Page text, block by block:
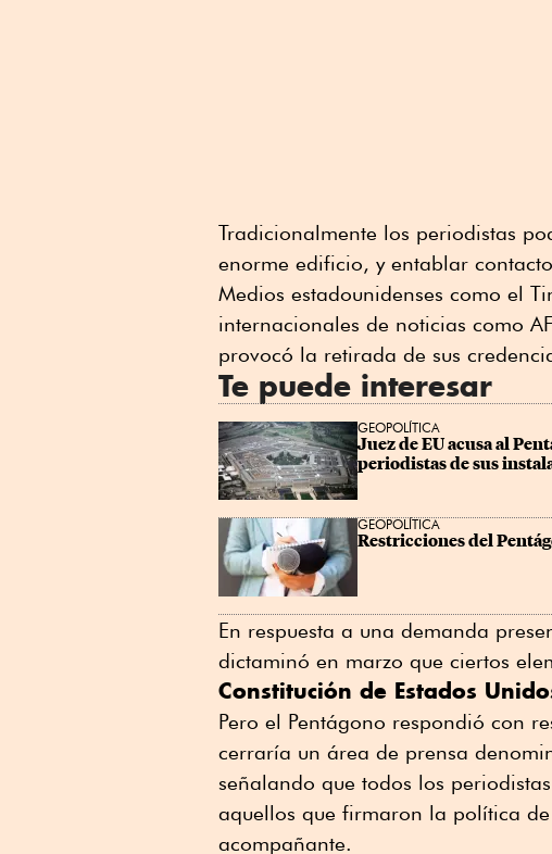
Tradicionalmente los periodistas
enorme edificio, y entablar
Medios estadounidenses como el
internacionales de noticias como
provocó la retirada de sus
Te puede interesar
GEOPOLÍTICA
Juez de EU acusa al
periodistas de sus
GEOPOLÍTICA
Restricciones del
En respuesta a una demanda
dictaminó en marzo que ciertos
Constitución de Estados
Pero el Pentágono respondió con
cerraría un área de prensa
señalando que todos los
aquellos que firmaron la política
acompañante.